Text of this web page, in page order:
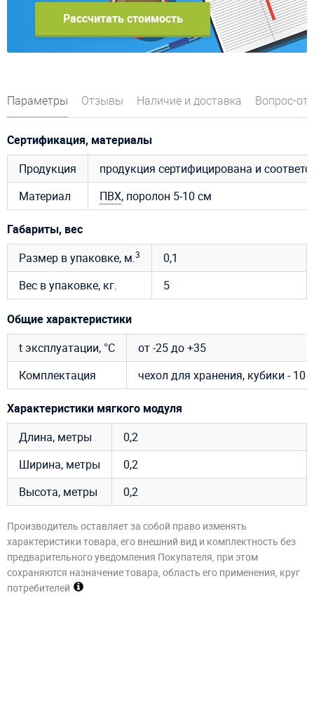
Рассчитать стоимость
Параметры Отзывы Наличие и доставка Вопрос-
Сертификация, материалы
Продукция
продукция сертифицирована и
Материал
ПВХ, поролон 5-10 см
Габариты, вес
Размер в упаковке, м.3
0,1
Вес в упаковке, кг.
5
Общие характеристики
t эксплуатации, °C
от -25 до +35
Комплектация
чехол для хранения, кубики - 10
Характеристики мягкого модуля
Длина, метры
0,2
Ширина, метры
0,2
Высота, метры
0,2
Производитель оставляет за собой право изменять
характеристики товара, его внешний вид и комплектность без
предварительного уведомления Покупателя, при этом
сохраняются назначение товара, область его применения, круг
потребителей